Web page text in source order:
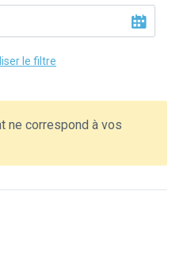
le filtre
ne correspond à vos